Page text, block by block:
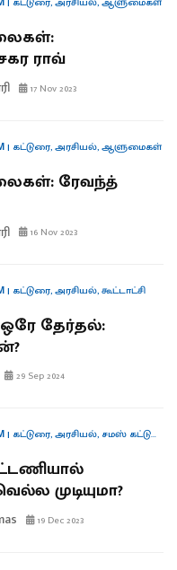
ராவ்
17 Nov 2023
| கட்டுரை,அரசியல்,ஆளுமைகள்
ரேவந்த்
16 Nov 2023
| கட்டுரை,அரசியல்,கூட்டாட்சி
ஒரே தேர்தல்:
29 Sep 2024
| கட்டுரை,அரசியல், சமஸ் கட்டுரை
முடியுமா?
19 Dec 2023